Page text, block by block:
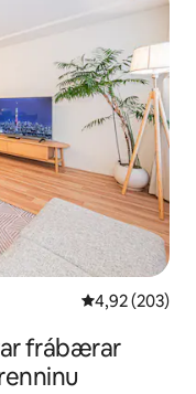
4,92 af 5 í
4,92 (203)
Toei-Shinjuku-
frábærar